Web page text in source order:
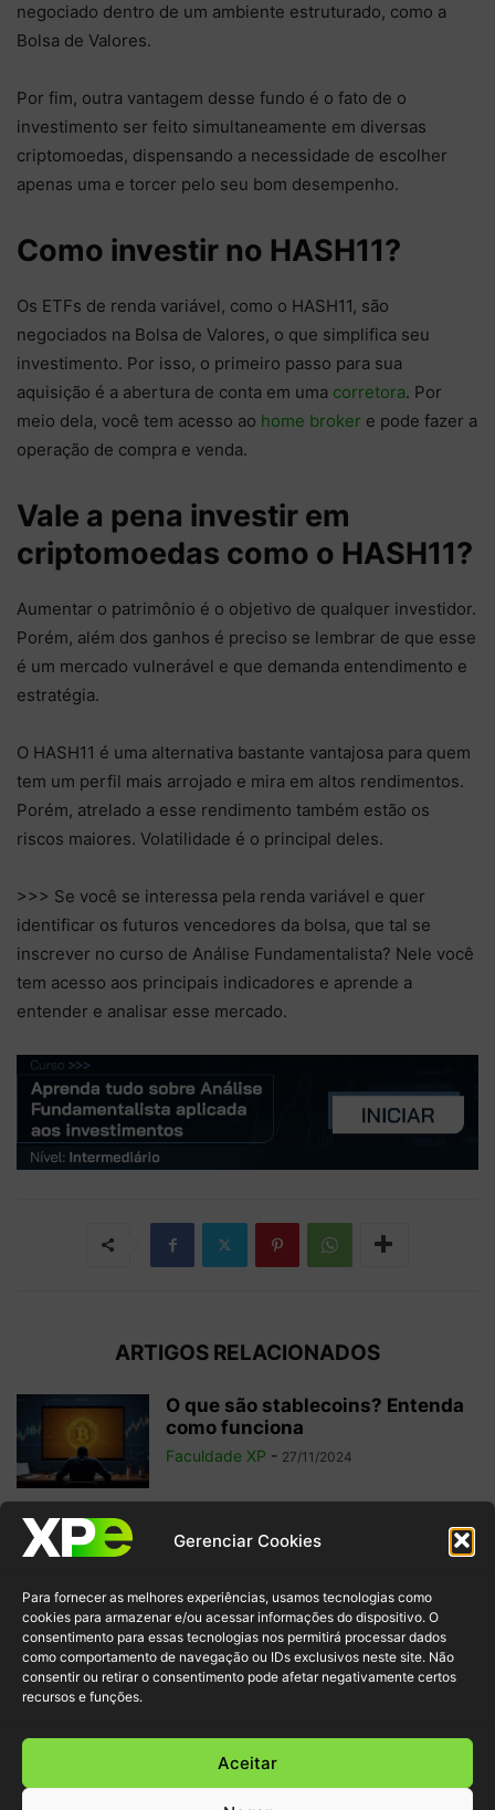
Gerenciar Cookies
Para fornecer as melhores experiências, usamos tecnologias como
cookies para armazenar e/ou acessar informações do dispositivo. O
consentimento para essas tecnologias nos permitirá processar dados
como comportamento de navegação ou IDs exclusivos neste site. Não
consentir ou retirar o consentimento pode afetar negativamente certos
recursos e funções.
Aceitar
negociado dentro de um ambiente estruturado, como a
Bolsa de Valores.
Por fim, outra vantagem desse fundo é o fato de o
investimento ser feito simultaneamente em diversas
criptomoedas, dispensando a necessidade de escolher
apenas uma e torcer pelo seu bom desempenho.
Como investir no HASH11?
Os ETFs de renda variável, como o HASH11, são
negociados na Bolsa de Valores, o que simplifica seu
investimento. Por isso, o primeiro passo para sua
aquisição é a abertura de conta em uma corretora. Por
meio dela, você tem acesso ao home broker e pode fazer a
operação de compra e venda.
Vale a pena investir em
criptomoedas como o HASH11?
Aumentar o patrimônio é o objetivo de qualquer investidor.
Porém, além dos ganhos é preciso se lembrar de que esse
é um mercado vulnerável e que demanda entendimento e
estratégia.
O HASH11 é uma alternativa bastante vantajosa para quem
tem um perfil mais arrojado e mira em altos rendimentos.
Porém, atrelado a esse rendimento também estão os
riscos maiores. Volatilidade é o principal deles.
>>> Se você se interessa pela renda variável e quer
identificar os futuros vencedores da bolsa, que tal se
inscrever no curso de Análise Fundamentalista? Nele você
tem acesso aos principais indicadores e aprende a
entender e analisar esse mercado.
ARTIGOS RELACIONADOS
O que são stablecoins? Entenda
como funciona
Faculdade XP - 27/11/2024
Qual a origem das criptomoedas?
Descubra a história completa
Redação Faculdade XP - 28/12/2022
Criptomoeda Tether (USDT):
descubra onde comprar e suas